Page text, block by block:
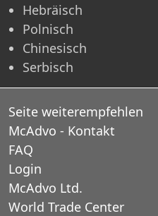
Hebräisch
Polnisch
Chinesisch
Serbisch
Seite weiterempfehlen
McAdvo - Kontakt
FAQ
Login
McAdvo Ltd.
World Trade Center